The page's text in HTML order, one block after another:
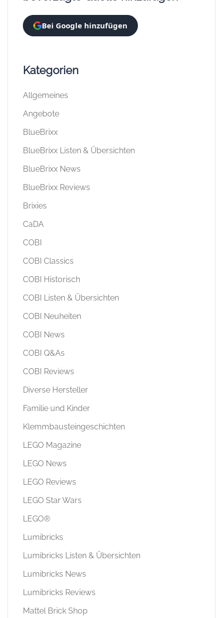
Bei Google hinzufügen
Kategorien
Allgemeines
Angebote
BlueBrixx
BlueBrixx Listen & Übersichten
BlueBrixx News
BlueBrixx Reviews
Brixies
CaDA
COBI
COBI Classics
COBI Historisch
COBI Listen & Übersichten
COBI Neuheiten
COBI News
COBI Q&As
COBI Reviews
Diverse Hersteller
Familie und Kinder
Klemmbausteingeschichten
LEGO Magazine
LEGO News
LEGO Reviews
LEGO Star Wars
LEGO®
Lumibricks
Lumibricks Listen & Übersichten
Lumibricks News
Lumibricks Reviews
Mattel Brick Shop